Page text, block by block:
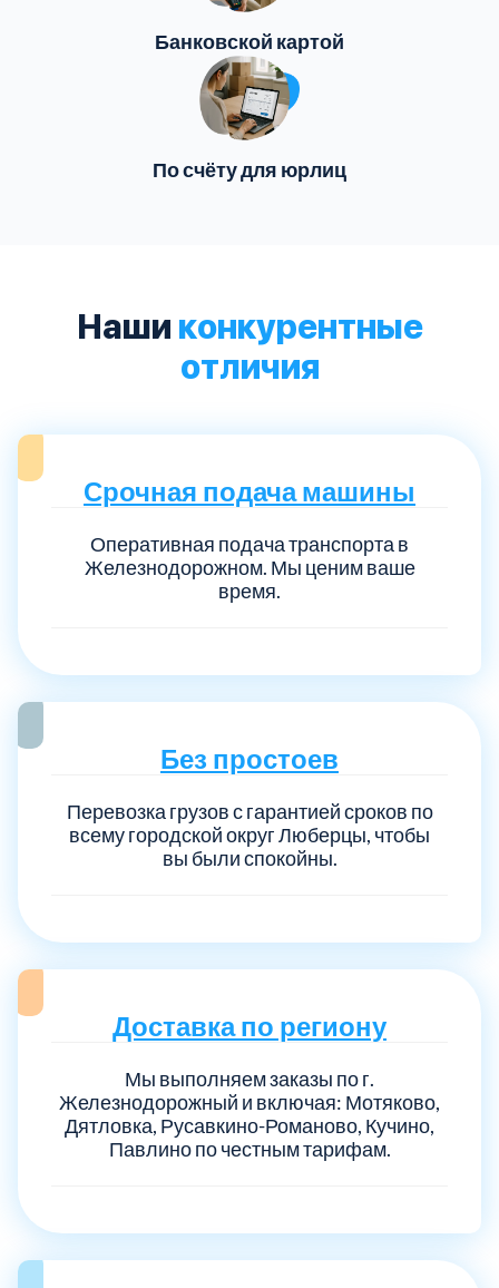
Банковской картой
По счёту для юрлиц
Наши конкурентные
отличия
Срочная подача машины
Оперативная подача транспорта в
Железнодорожном. Мы ценим ваше
время.
Без простоев
Перевозка грузов с гарантией сроков по
всему городской округ Люберцы, чтобы
вы были спокойны.
Доставка по региону
Мы выполняем заказы по г.
Железнодорожный и включая: Мотяково,
Дятловка, Русавкино-Романово, Кучино,
Павлино по честным тарифам.